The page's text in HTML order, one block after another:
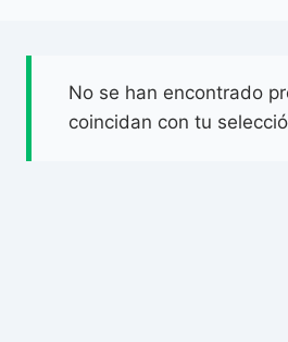
No se han encontrado
coincidan con tu